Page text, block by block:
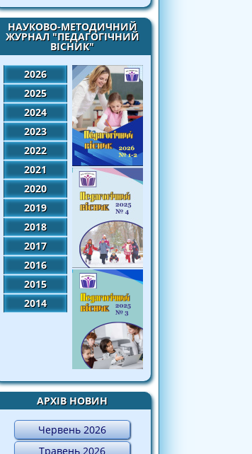
НАУКОВО-МЕТОДИЧНИЙ
ЖУРНАЛ "ПЕДАГОГІЧНИЙ
ВІСНИК"
2026
2025
2024
2023
2022
2021
2020
2019
2018
2017
2016
2015
2014
АРХІВ НОВИН
Червень 2026
Травень 2026